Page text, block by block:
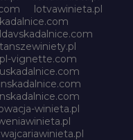
lotvawinieta.pl
pl-vignette.com
winieta.pl